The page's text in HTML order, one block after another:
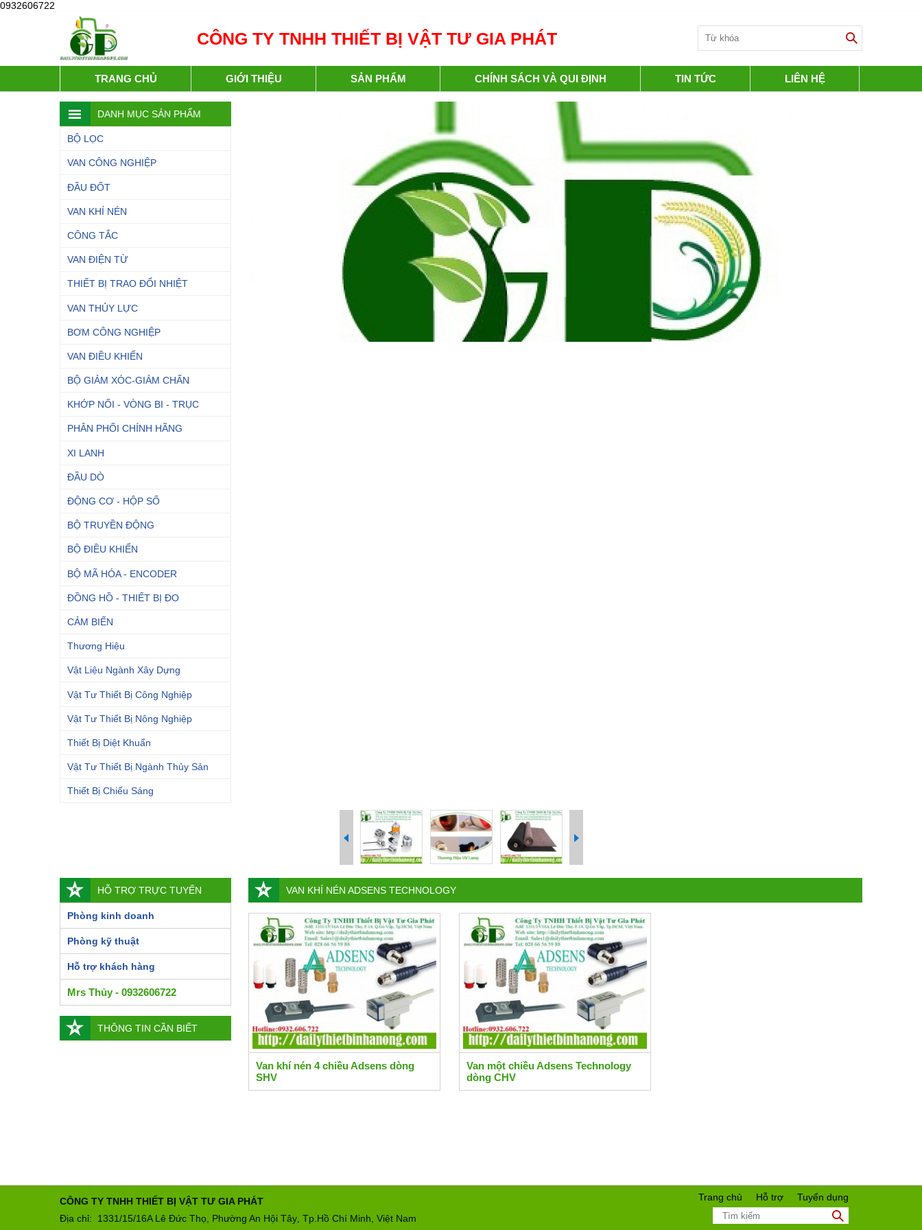
0932606722
CÔNG TY TNHH THIẾT BỊ VẬT TƯ GIA PHÁT
TRANG CHỦ GIỚI THIỆU SẢN PHẨM CHÍNH SÁCH VÀ QUI ĐỊNH TIN TỨC LIÊN HỆ
DANH MỤC SẢN PHẨM
BỘ LỌC
VAN CÔNG NGHIỆP
ĐẦU ĐỐT
VAN KHÍ NÉN
CÔNG TẮC
VAN ĐIỆN TỪ
THIẾT BỊ TRAO ĐỔI NHIỆT
VAN THỦY LỰC
BƠM CÔNG NGHIỆP
VAN ĐIỀU KHIỂN
BỘ GIẢM XÓC-GIẢM CHẤN
KHỚP NỐI - VÒNG BI - TRỤC
PHÂN PHỐI CHÍNH HÃNG
XI LANH
ĐẦU DÒ
ĐỘNG CƠ - HỘP SỐ
BỘ TRUYỀN ĐỘNG
BỘ ĐIỀU KHIỂN
BỘ MÃ HÓA - ENCODER
ĐỒNG HỒ - THIẾT BỊ ĐO
CẢM BIẾN
Thương Hiệu
Vật Liệu Ngành Xây Dựng
Vật Tư Thiết Bị Công Nghiệp
Vật Tư Thiết Bị Nông Nghiệp
Thiết Bị Diệt Khuẩn
Vật Tư Thiết Bị Ngành Thủy Sản
Thiết Bị Chiếu Sáng
HỖ TRỢ TRỰC TUYẾN
Phòng kinh doanh
Phòng kỹ thuật
Hỗ trợ khách hàng
Mrs Thủy - 0932606722
THÔNG TIN CẦN BIẾT
VAN KHÍ NÉN ADSENS TECHNOLOGY
Van khí nén 4 chiều Adsens dòng
SHV
Van một chiều Adsens Technology
dòng CHV
CÔNG TY TNHH THIẾT BỊ VẬT TƯ GIA PHÁT
Địa chỉ: 1331/15/16A Lê Đức Thọ, Phường An Hội Tây, Tp.Hồ Chí Minh, Việt Nam
Trang chủ Hỗ trợ Tuyển dụng